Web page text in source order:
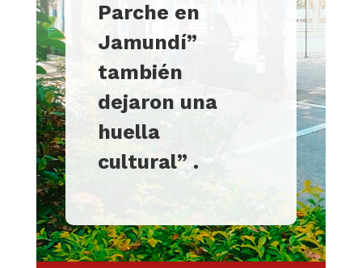
Parche en
Jamundí”
también
dejaron una
huella
cultural” .